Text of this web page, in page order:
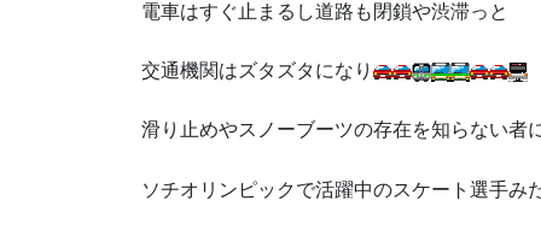
電車はすぐ止まるし道路も閉鎖や渋滞っと
交通機関はズタズタになり
滑り止めやスノーブーツの存在を知らない者
ソチオリンピックで活躍中のスケート選手み